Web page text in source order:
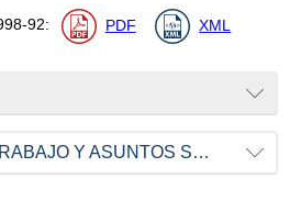
92: PDF XML
MINISTERIO DE TRABAJO Y ASUNTOS SOCIALES